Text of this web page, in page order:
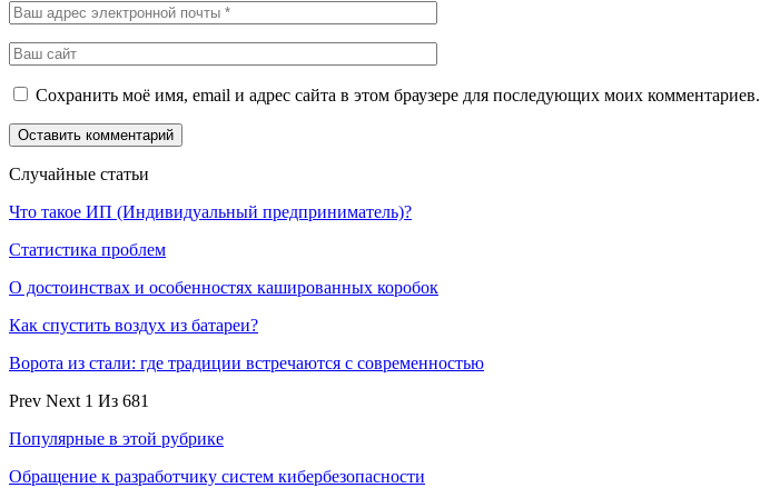
Сохранить моё имя, email и адрес сайта в этом браузере для последующих моих комментариев.
Случайные статьи
Что такое ИП (Индивидуальный предприниматель)?
Статистика проблем
О достоинствах и особенностях кашированных коробок
Как спустить воздух из батареи?
Ворота из стали: где традиции встречаются с современностью
Prev Next 1 Из 681
Популярные в этой рубрике
Обращение к разработчику систем кибербезопасности